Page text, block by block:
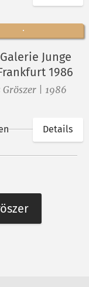
Junge
1986
Gröszer | 1986
Details